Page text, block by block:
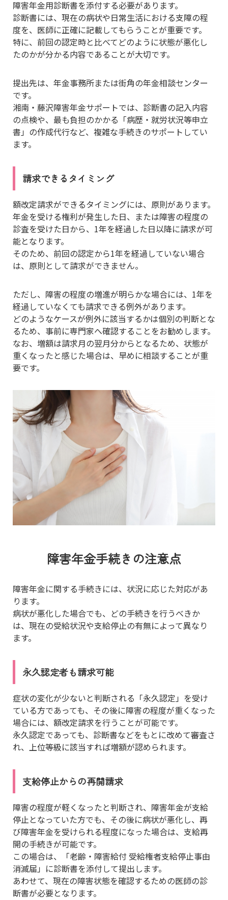
障害年金用診断書を添付する必要があります。
診断書には、現在の病状や日常生活における支障の程
度を、医師に正確に記載してもらうことが重要です。
特に、前回の認定時と比べてどのように状態が悪化し
たのかが分かる内容であることが大切です。
提出先は、年金事務所または街角の年金相談センター
です。
湘南・藤沢障害年金サポートでは、診断書の記入内容
の点検や、最も負担のかかる「病歴・就労状況等申立
書」の作成代行など、複雑な手続きのサポートしてい
ます。
請求できるタイミング
額改定請求ができるタイミングには、原則があります。
年金を受ける権利が発生した日、または障害の程度の
診査を受けた日から、1年を経過した日以降に請求が可
能となります。
そのため、前回の認定から1年を経過していない場合
は、原則として請求ができません。
ただし、障害の程度の増進が明らかな場合には、1年を
経過していなくても請求できる例外があります。
どのようなケースが例外に該当するかは個別の判断とな
るため、事前に専門家へ確認することをお勧めします。
なお、増額は請求月の翌月分からとなるため、状態が
重くなったと感じた場合は、早めに相談することが重
要です。
障害年金手続きの注意点
障害年金に関する手続きには、状況に応じた対応があ
ります。
病状が悪化した場合でも、どの手続きを行うべきか
は、現在の受給状況や支給停止の有無によって異なり
ます。
永久認定者も請求可能
症状の変化が少ないと判断される「永久認定」を受け
ている方であっても、その後に障害の程度が重くなった
場合には、額改定請求を行うことが可能です。
永久認定であっても、診断書などをもとに改めて審査さ
れ、上位等級に該当すれば増額が認められます。
支給停止からの再開請求
障害の程度が軽くなったと判断され、障害年金が支給
停止となっていた方でも、その後に病状が悪化し、再
び障害年金を受けられる程度になった場合は、支給再
開の手続きが可能です。
この場合は、「老齢・障害給付 受給権者支給停止事由
消滅届」に診断書を添付して提出します。
あわせて、現在の障害状態を確認するための医師の診
断書が必要となります。